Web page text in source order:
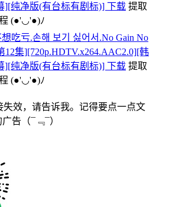
][纯净版(有台标有剧标)] 下载 提取
(●'◡'●)ﾉ
吃亏.손해 보기 싫어서.No Gain No
12集][720p.HDTV.x264.AAC2.0][韩
][纯净版(有台标有剧标)] 下载 提取
(●'◡'●)ﾉ
失效，请告诉我。记得要点一点文
广告 （¯﹃¯）